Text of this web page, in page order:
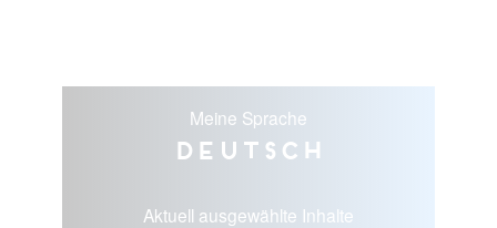
Meine Sprache
Deutsch
Aktuell ausgewählte Inhalte